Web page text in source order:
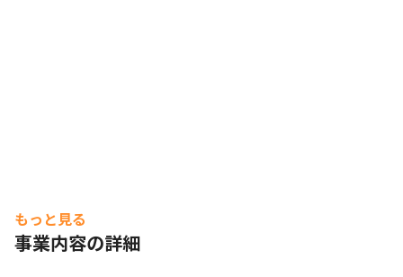
もっと見る
事業内容の詳細